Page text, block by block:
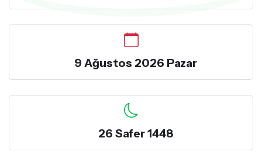
9 Ağustos 2026 Pazar
26 Safer 1448